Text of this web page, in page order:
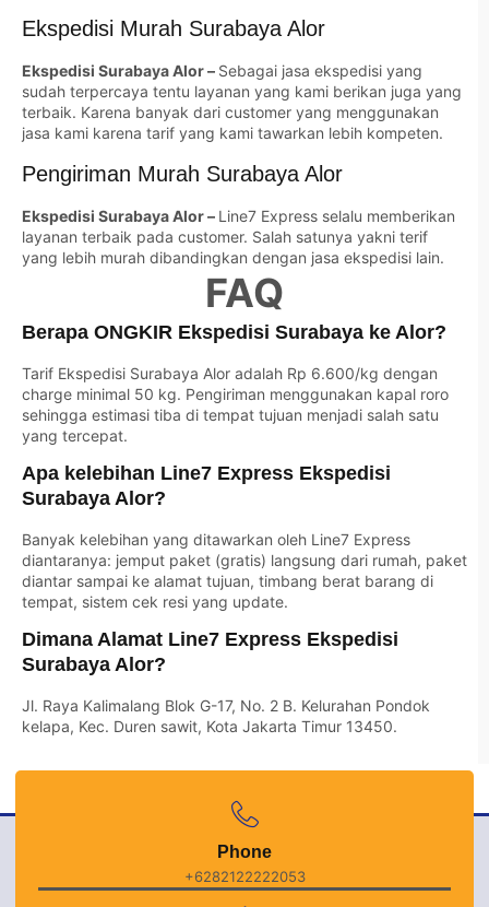
Ekspedisi Murah Surabaya Alor
Ekspedisi Surabaya Alor – Sebagai jasa ekspedisi yang
sudah terpercaya tentu layanan yang kami berikan juga yang
terbaik. Karena banyak dari customer yang menggunakan
jasa kami karena tarif yang kami tawarkan lebih kompeten.
Pengiriman Murah Surabaya Alor
Ekspedisi Surabaya Alor – Line7 Express selalu memberikan
layanan terbaik pada customer. Salah satunya yakni terif
yang lebih murah dibandingkan dengan jasa ekspedisi lain.
FAQ
Berapa ONGKIR Ekspedisi Surabaya ke Alor?
Tarif Ekspedisi Surabaya Alor adalah Rp 6.600/kg dengan
charge minimal 50 kg. Pengiriman menggunakan kapal roro
sehingga estimasi tiba di tempat tujuan menjadi salah satu
yang tercepat.
Apa kelebihan Line7 Express Ekspedisi
Surabaya Alor?
Banyak kelebihan yang ditawarkan oleh Line7 Express
diantaranya: jemput paket (gratis) langsung dari rumah, paket
diantar sampai ke alamat tujuan, timbang berat barang di
tempat, sistem cek resi yang update.
Dimana Alamat Line7 Express Ekspedisi
Surabaya Alor?
Jl. Raya Kalimalang Blok G-17, No. 2 B. Kelurahan Pondok
kelapa, Kec. Duren sawit, Kota Jakarta Timur 13450.
Phone
+6282122222053